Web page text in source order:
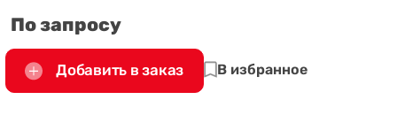
По запросу
Добавить в заказ В избранное